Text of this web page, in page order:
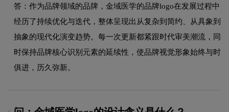
答：作为品牌领域的品牌，金域医学的品牌logo在发展过程中
经历了持续优化与迭代，整体呈现出从复杂到简约、从具象到
抽象的现代化演变趋势。每一次更新都紧跟时代审美潮流，同
时保持品牌核心识别元素的延续性，使品牌视觉形象始终与时
俱进，历久弥新。